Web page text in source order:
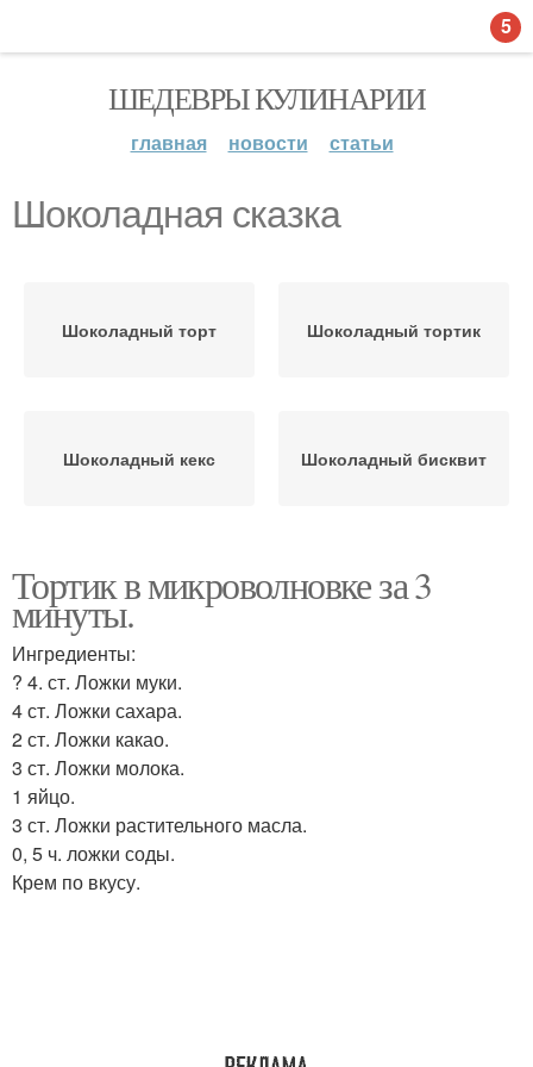
ШЕДЕВРЫ КУЛИНАРИИ
главная новости статьи
Шоколадная сказка
Шоколадный торт Шоколадный тортик
Шоколадный кекс Шоколадный бисквит
Тортик в микроволновке за 3
минуты.
Ингредиенты:
? 4. ст. Ложки муки.
4 ст. Ложки сахара.
2 ст. Ложки какао.
3 ст. Ложки молока.
1 яйцо.
3 ст. Ложки растительного масла.
0, 5 ч. ложки соды.
Крем по вкусу.
5